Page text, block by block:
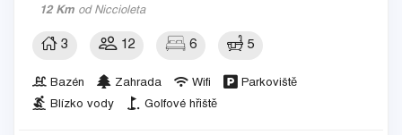
12 Km od Niccioleta
3 12 6 5
Bazén Zahrada Wifi
Parkoviště
Blízko vody
Golfové hřiště